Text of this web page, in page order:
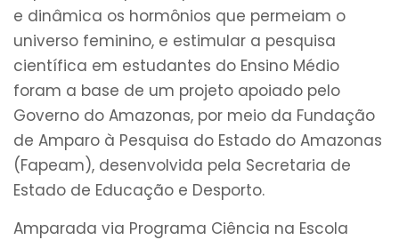
e dinâmica os hormônios que permeiam o
universo feminino, e estimular a pesquisa
científica em estudantes do Ensino Médio
foram a base de um projeto apoiado pelo
Governo do Amazonas, por meio da Fundação
de Amparo à Pesquisa do Estado do Amazonas
(Fapeam), desenvolvida pela Secretaria de
Estado de Educação e Desporto.
Amparada via Programa Ciência na Escola